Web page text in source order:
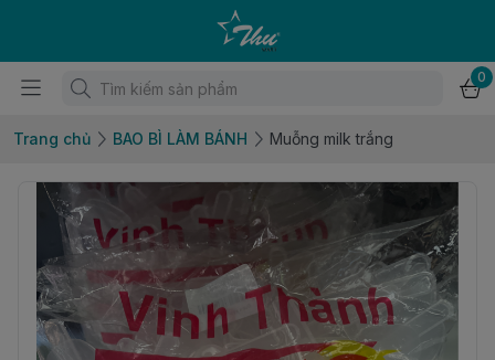
0
Trang chủ BAO BÌ LÀM BÁNH Muỗng milk trắng